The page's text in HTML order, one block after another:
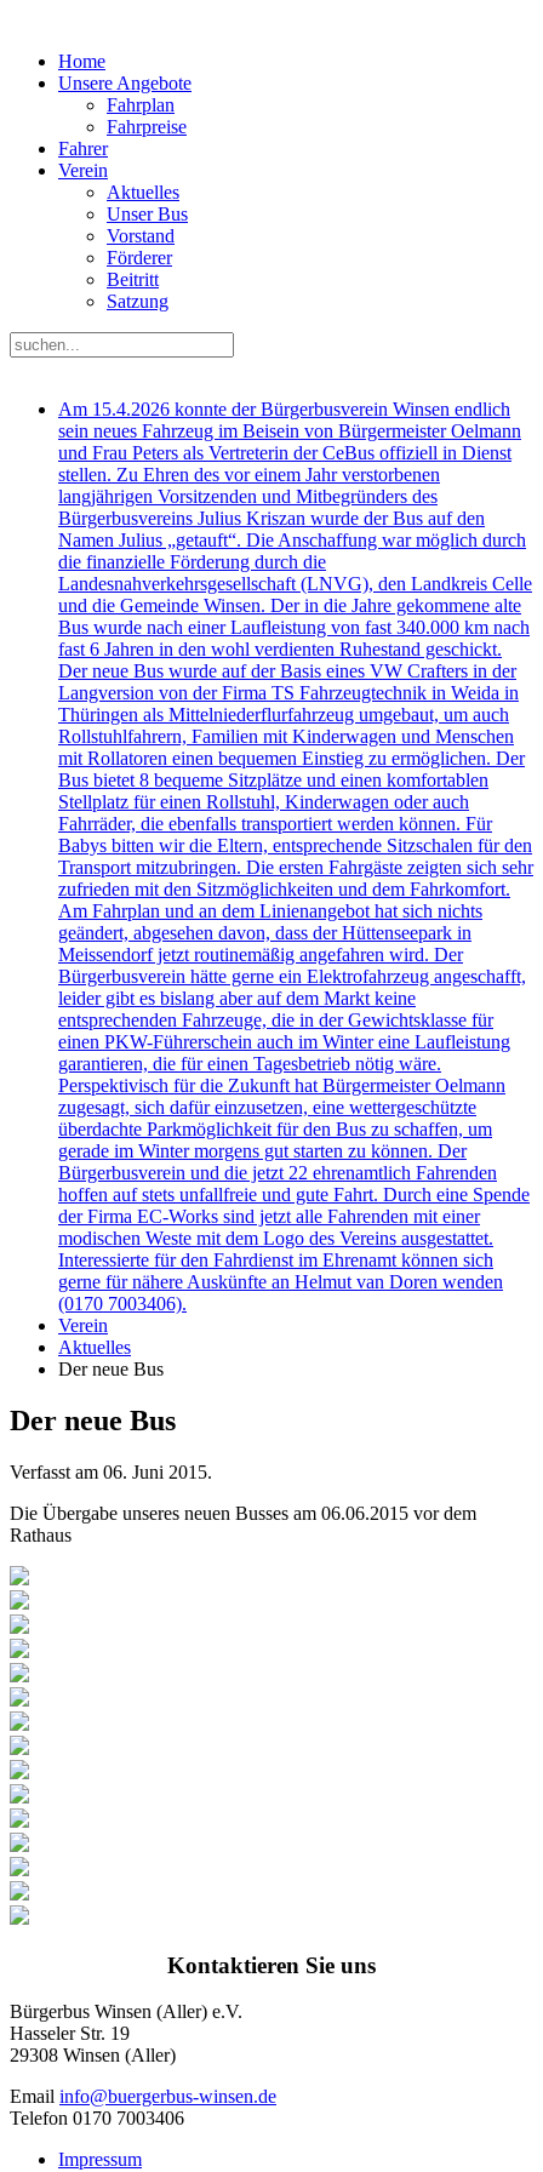
Home
Unsere Angebote
Fahrplan
Fahrpreise
Fahrer
Verein
Aktuelles
Unser Bus
Vorstand
Förderer
Beitritt
Satzung
Am 15.4.2026 konnte der Bürgerbusverein Winsen endlich
sein neues Fahrzeug im Beisein von Bürgermeister Oelmann
und Frau Peters als Vertreterin der CeBus offiziell in Dienst
stellen. Zu Ehren des vor einem Jahr verstorbenen
langjährigen Vorsitzenden und Mitbegründers des
Bürgerbusvereins Julius Kriszan wurde der Bus auf den
Namen Julius „getauft“. Die Anschaffung war möglich durch
die finanzielle Förderung durch die
Landesnahverkehrsgesellschaft (LNVG), den Landkreis Celle
und die Gemeinde Winsen. Der in die Jahre gekommene alte
Bus wurde nach einer Laufleistung von fast 340.000 km nach
fast 6 Jahren in den wohl verdienten Ruhestand geschickt.
Der neue Bus wurde auf der Basis eines VW Crafters in der
Langversion von der Firma TS Fahrzeugtechnik in Weida in
Thüringen als Mittelniederflurfahrzeug umgebaut, um auch
Rollstuhlfahrern, Familien mit Kinderwagen und Menschen
mit Rollatoren einen bequemen Einstieg zu ermöglichen. Der
Bus bietet 8 bequeme Sitzplätze und einen komfortablen
Stellplatz für einen Rollstuhl, Kinderwagen oder auch
Fahrräder, die ebenfalls transportiert werden können. Für
Babys bitten wir die Eltern, entsprechende Sitzschalen für den
Transport mitzubringen. Die ersten Fahrgäste zeigten sich sehr
zufrieden mit den Sitzmöglichkeiten und dem Fahrkomfort.
Am Fahrplan und an dem Linienangebot hat sich nichts
geändert, abgesehen davon, dass der Hüttenseepark in
Meissendorf jetzt routinemäßig angefahren wird. Der
Bürgerbusverein hätte gerne ein Elektrofahrzeug angeschafft,
leider gibt es bislang aber auf dem Markt keine
entsprechenden Fahrzeuge, die in der Gewichtsklasse für
einen PKW-Führerschein auch im Winter eine Laufleistung
garantieren, die für einen Tagesbetrieb nötig wäre.
Perspektivisch für die Zukunft hat Bürgermeister Oelmann
zugesagt, sich dafür einzusetzen, eine wettergeschützte
überdachte Parkmöglichkeit für den Bus zu schaffen, um
gerade im Winter morgens gut starten zu können. Der
Bürgerbusverein und die jetzt 22 ehrenamtlich Fahrenden
hoffen auf stets unfallfreie und gute Fahrt. Durch eine Spende
der Firma EC-Works sind jetzt alle Fahrenden mit einer
modischen Weste mit dem Logo des Vereins ausgestattet.
Interessierte für den Fahrdienst im Ehrenamt können sich
gerne für nähere Auskünfte an Helmut van Doren wenden
(0170 7003406).
Verein
Aktuelles
Der neue Bus
Der neue Bus
Verfasst am 06. Juni 2015.
Die Übergabe unseres neuen Busses am 06.06.2015 vor dem
Rathaus
Kontaktieren Sie uns
Bürgerbus Winsen (Aller) e.V.
Hasseler Str. 19
29308 Winsen (Aller)
Email info@buergerbus-winsen.de
Telefon 0170 7003406
Impressum